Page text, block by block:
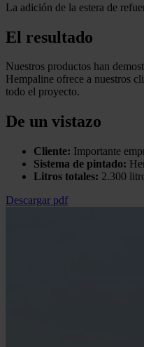
La adición de la estera de
El resultado
Nuestros productos han
Hempaline ofrece a nuestros
todo el proyecto.
De un vistazo
Cliente: Importante
Sistema de pintado:
Litros totales: 2.300
Descargar pdf